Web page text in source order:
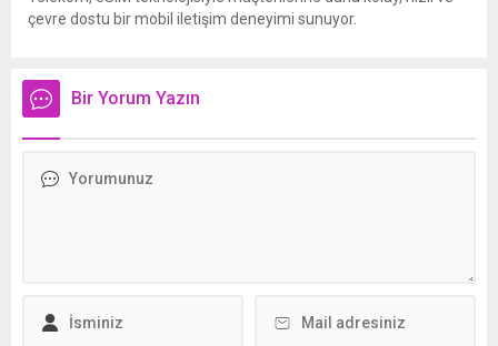
çevre dostu bir mobil iletişim deneyimi sunuyor.
Bir Yorum Yazın